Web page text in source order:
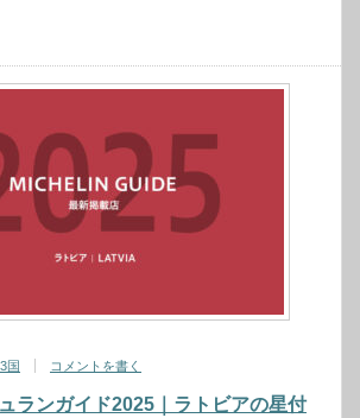
国 コメントを書く
ランガイド2025｜ラトビアの星付